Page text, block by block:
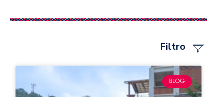
Filtro
BLOG